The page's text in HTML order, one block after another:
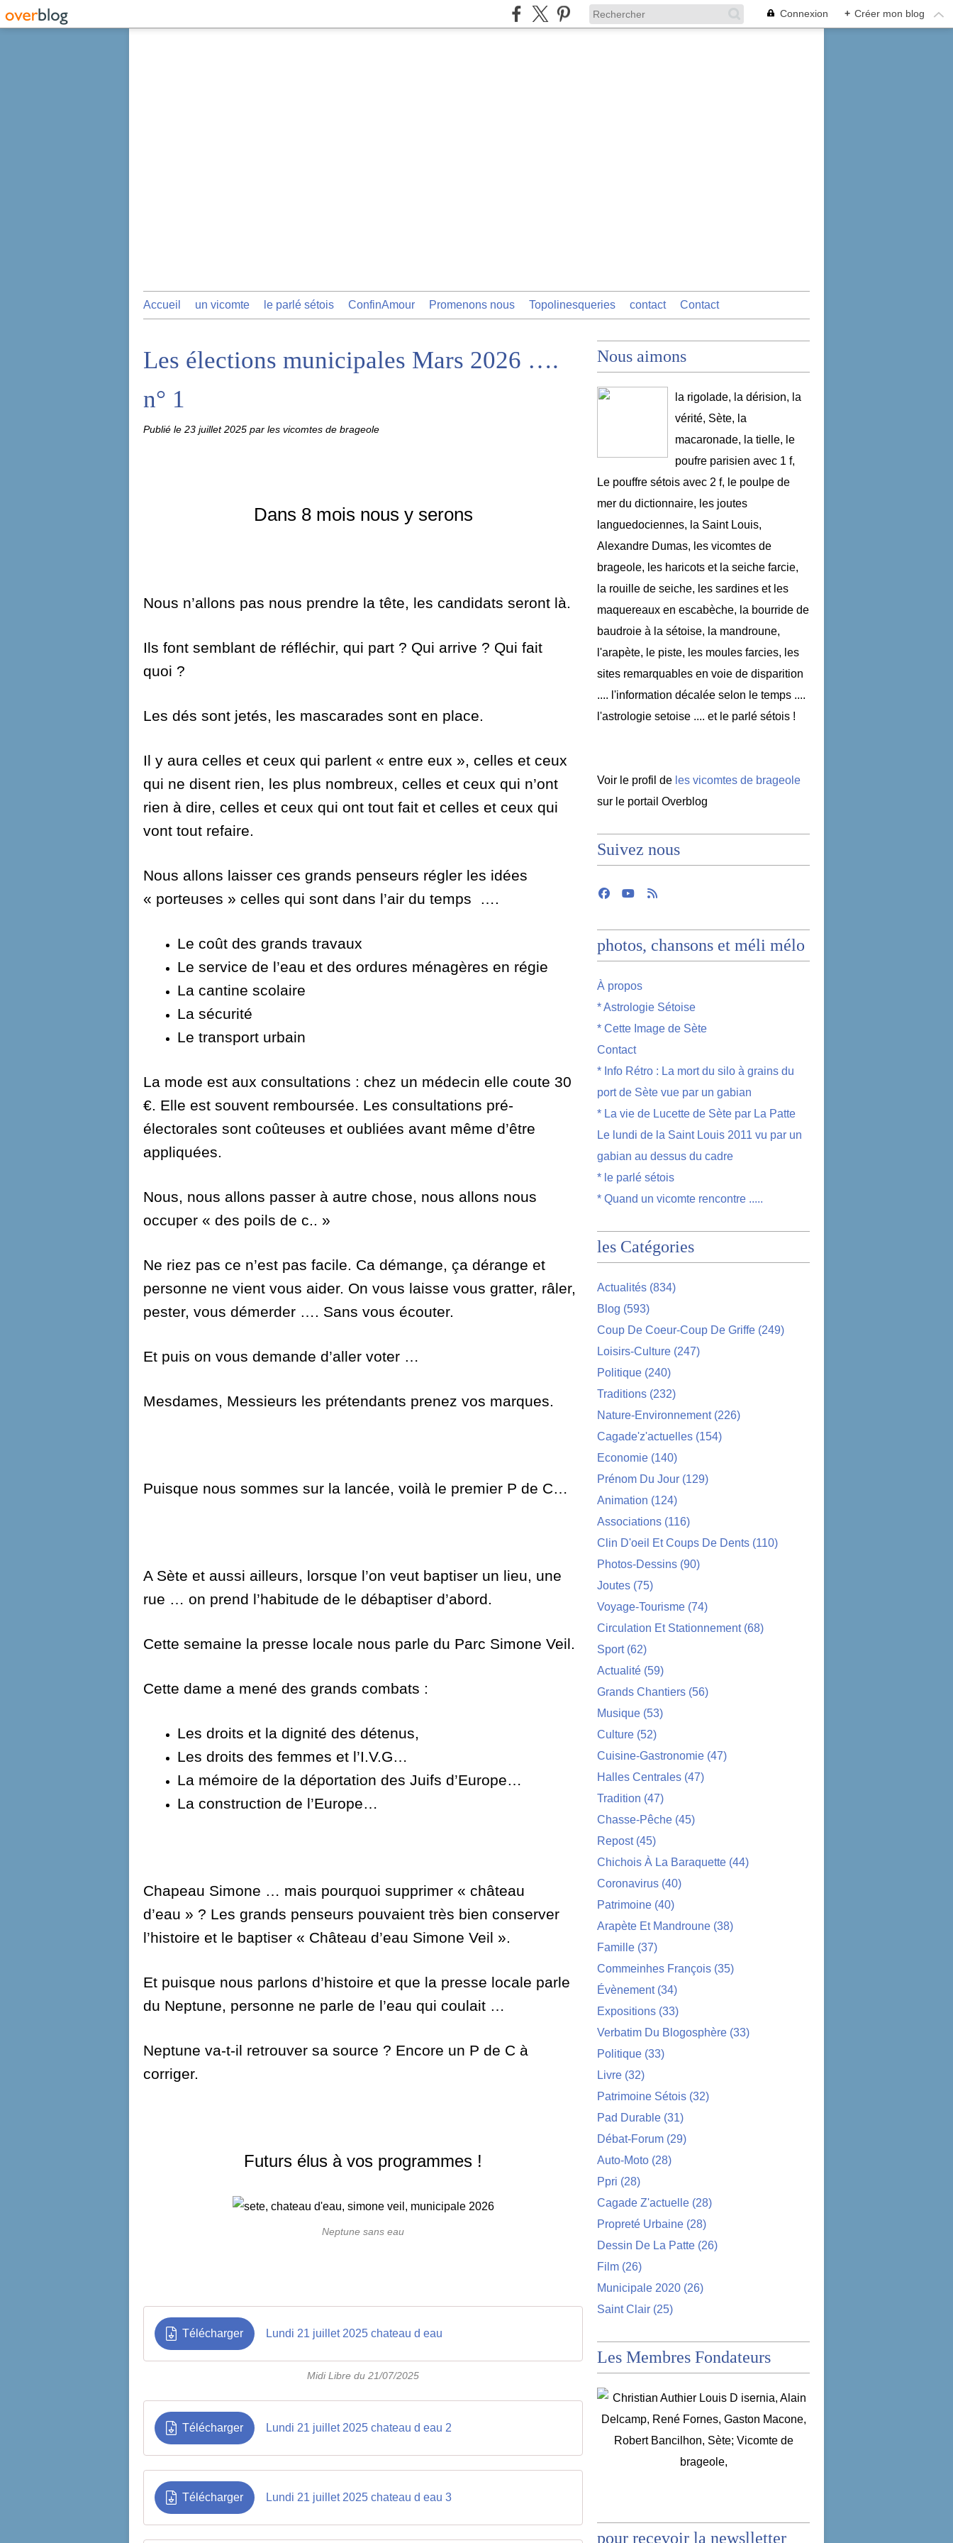
Connexion + Créer mon blog
Accueil un vicomte le parlé sétois ConfinAmour Promenons nous Topolinesqueries contact Contact
Les élections municipales Mars 2026 ….
n° 1
Publié le 23 juillet 2025 par les vicomtes de brageole
Dans 8 mois nous y serons
Nous n’allons pas nous prendre la tête, les candidats seront là.
Ils font semblant de réfléchir, qui part ? Qui arrive ? Qui fait
quoi ?
Les dés sont jetés, les mascarades sont en place.
Il y aura celles et ceux qui parlent « entre eux », celles et ceux
qui ne disent rien, les plus nombreux, celles et ceux qui n’ont
rien à dire, celles et ceux qui ont tout fait et celles et ceux qui
vont tout refaire.
Nous allons laisser ces grands penseurs régler les idées
« porteuses » celles qui sont dans l’air du temps ….
Le coût des grands travaux
Le service de l’eau et des ordures ménagères en régie
La cantine scolaire
La sécurité
Le transport urbain
La mode est aux consultations : chez un médecin elle coute 30
€. Elle est souvent remboursée. Les consultations pré-
électorales sont coûteuses et oubliées avant même d’être
appliquées.
Nous, nous allons passer à autre chose, nous allons nous
occuper « des poils de c.. »
Ne riez pas ce n’est pas facile. Ca démange, ça dérange et
personne ne vient vous aider. On vous laisse vous gratter, râler,
pester, vous démerder …. Sans vous écouter.
Et puis on vous demande d’aller voter …
Mesdames, Messieurs les prétendants prenez vos marques.
Puisque nous sommes sur la lancée, voilà le premier P de C…
A Sète et aussi ailleurs, lorsque l’on veut baptiser un lieu, une
rue … on prend l’habitude de le débaptiser d’abord.
Cette semaine la presse locale nous parle du Parc Simone Veil.
Cette dame a mené des grands combats :
Les droits et la dignité des détenus,
Les droits des femmes et l’I.V.G…
La mémoire de la déportation des Juifs d’Europe…
La construction de l’Europe…
Chapeau Simone … mais pourquoi supprimer « château
d’eau » ? Les grands penseurs pouvaient très bien conserver
l’histoire et le baptiser « Château d’eau Simone Veil ».
Et puisque nous parlons d’histoire et que la presse locale parle
du Neptune, personne ne parle de l’eau qui coulait …
Neptune va-t-il retrouver sa source ? Encore un P de C à
corriger.
Futurs élus à vos programmes !
Neptune sans eau
Télécharger Lundi 21 juillet 2025 chateau d eau
Midi Libre du 21/07/2025
Télécharger Lundi 21 juillet 2025 chateau d eau 2
Télécharger Lundi 21 juillet 2025 chateau d eau 3
Nous aimons
la rigolade, la dérision, la
vérité, Sète, la
macaronade, la tielle, le
poufre parisien avec 1 f,
Le pouffre sétois avec 2 f, le poulpe de
mer du dictionnaire, les joutes
languedociennes, la Saint Louis,
Alexandre Dumas, les vicomtes de
brageole, les haricots et la seiche farcie,
la rouille de seiche, les sardines et les
maquereaux en escabèche, la bourride de
baudroie à la sétoise, la mandroune,
l'arapète, le piste, les moules farcies, les
sites remarquables en voie de disparition
.... l'information décalée selon le temps ....
l'astrologie setoise .... et le parlé sétois !
Voir le profil de les vicomtes de brageole
sur le portail Overblog
Suivez nous
photos, chansons et méli mélo
À propos
* Astrologie Sétoise
* Cette Image de Sète
Contact
* Info Rétro : La mort du silo à grains du
port de Sète vue par un gabian
* La vie de Lucette de Sète par La Patte
Le lundi de la Saint Louis 2011 vu par un
gabian au dessus du cadre
* le parlé sétois
* Quand un vicomte rencontre .....
les Catégories
Actualités (834)
Blog (593)
Coup De Coeur-Coup De Griffe (249)
Loisirs-Culture (247)
Politique (240)
Traditions (232)
Nature-Environnement(226)
Cagade'z'actuelles (154)
Economie (140)
Prénom Du Jour (129)
Animation (124)
Associations (116)
Clin D'oeil Et Coups De Dents (110)
Photos-Dessins (90)
Joutes (75)
Voyage-Tourisme (74)
Circulation Et Stationnement(68)
Sport(62)
Actualité (59)
Grands Chantiers (56)
Musique (53)
Culture (52)
Cuisine-Gastronomie (47)
Halles Centrales (47)
Tradition (47)
Chasse-Pêche (45)
Repost(45)
Chichois À La Baraquette (44)
Coronavirus (40)
Patrimoine (40)
Arapète Et Mandroune (38)
Famille (37)
Commeinhes François (35)
Évènement(34)
Expositions (33)
Verbatim Du Blogosphère (33)
Politique (33)
Livre (32)
Patrimoine Sétois (32)
Pad Durable (31)
Débat-Forum (29)
Auto-Moto (28)
Ppri (28)
Cagade Z'actuelle (28)
Propreté Urbaine (28)
Dessin De La Patte (26)
Film (26)
Municipale 2020 (26)
Saint Clair (25)
Les Membres Fondateurs
pour recevoir la newslletter